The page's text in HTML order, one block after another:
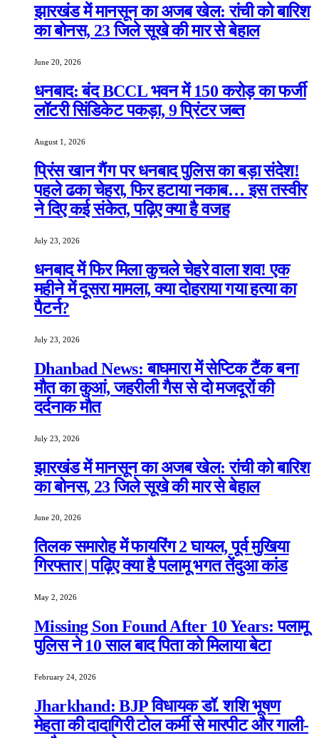
झारखंड में मानसून का अजब खेल: रांची को बारिश
का बोनस, 23 जिले सूखे की मार से बेहाल
June 20, 2026
धनबाद: बंद BCCL भवन में 150 करोड़ का फर्जी
लॉटरी सिंडिकेट पकड़ा, 9 प्रिंटर जब्त
August 1, 2026
प्रिंस खान गैंग पर धनबाद पुलिस का बड़ा संदेश!
पहले ढका चेहरा, फिर हटाया नकाब… इस तस्वीर
ने दिए कई संकेत, पढ़िए क्या है वजह
July 23, 2026
धनबाद में फिर मिला कुचले चेहरे वाला शव! एक
महीने में दूसरा मामला, क्या दोहराया गया हत्या का
पैटर्न?
July 23, 2026
Dhanbad News: बाघमारा में सेप्टिक टैंक बना
मौत का कुआं, जहरीली गैस से दो मजदूरों की
दर्दनाक मौत
July 23, 2026
झारखंड में मानसून का अजब खेल: रांची को बारिश
का बोनस, 23 जिले सूखे की मार से बेहाल
June 20, 2026
तिलक समारोह में फायरिंग 2 घायल, पूर्व मुखिया
गिरफ्तार | पढ़िए क्या है पलामू भगत तेंदुआ कांड
May 2, 2026
Missing Son Found After 10 Years: पलामू
पुलिस ने 10 साल बाद पिता को मिलाया बेटा
February 24, 2026
Jharkhand: BJP विधायक डॉ. शशि भूषण
मेहता की दादागिरी टोल कर्मी से मारपीट और गाली-